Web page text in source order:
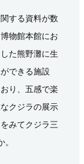
する資料が数
物館本館にお
た熊野灘に生
できる施設
り、五感で楽
クジラの展示
みてクジラ三